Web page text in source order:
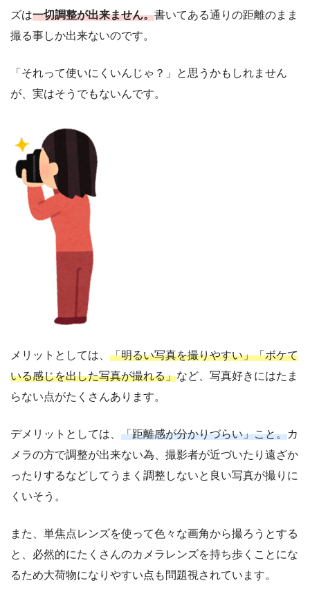
ズは一切調整が出来ません。書いてある通りの距離のまま
撮る事しか出来ないのです。
「それって使いにくいんじゃ？」と思うかもしれません
が、実はそうでもないんです。
メリットとしては、 「明るい写真を撮りやすい」「ボケて
いる感じを出した写真が撮れる」など、写真好きにはたま
らない点がたくさんあります。
デメリットとしては、 「距離感が分かりづらい」こと。カ
メラの方で調整が出来ない為、撮影者が近づいたり遠ざか
ったりするなどしてうまく調整しないと良い写真が撮りに
くいそう。
また、単焦点レンズを使って色々な画角から撮ろうとする
と、必然的にたくさんのカメラレンズを持ち歩くことにな
るため大荷物になりやすい点も問題視されています。